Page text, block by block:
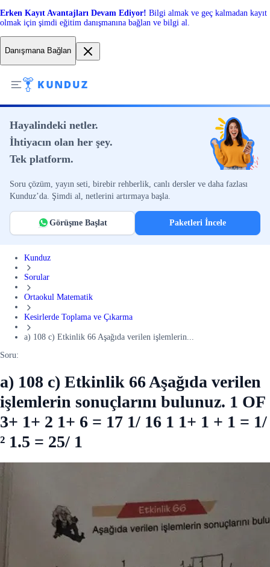
Erken Kayıt Avantajları Devam Ediyor! Bilgi almak ve geç kalmadan kayıt
olmak için şimdi eğitim danışmanına bağlan ve bilgi al.
Danışmana Bağlan
Hayalindeki netler.
İhtiyacın olan her şey.
Tek platform.
Soru çözüm, yayın seti, birebir rehberlik, canlı dersler ve daha fazlası
Kunduz’da. Şimdi al, netlerini artırmaya başla.
Görüşme Başlat Paketleri İncele
Kunduz
Sorular
Ortaokul Matematik
Kesirlerde Toplama ve Çıkarma
a) 108 c) Etkinlik 66 Aşağıda verilen işlemlerin...
Soru:
a) 108 c) Etkinlik 66 Aşağıda verilen
işlemlerin sonuçlarını bulunuz. 1 OF
3+ 1+ 2 1+ 6 = 17 1/ 16 1 1+ 1 + 1 = 1/
² 1.5 = 25/ 1